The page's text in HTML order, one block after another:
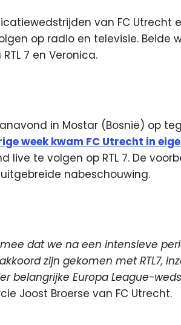
van FC Utrecht
op radio en televisie. Beide
7 en Veronica.
in Mostar (Bosnië) op
week kwam FC Utrecht in
live te volgen op RTL 7. De
nabeschouwing.
dat we na een intensieve
zijn gekomen met RTL7,
belangrijke Europa League-
Joost Broerse van FC Utrecht.